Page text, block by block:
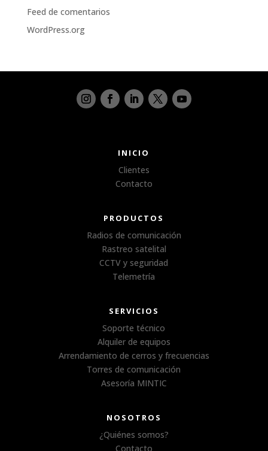
Feed de comentarios
WordPress.org
INICIO
Clientes
Contacto
PRODUCTOS
Radios de comunicación
Rastreo satelital
CCTV y seguridad
Telemetría
SERVICIOS
Soporte técnico
Alquiler de equipos
Arrendamiento de cerros y frecuencias
Torres de comunicación
Asesoría MINTIC
NOSOTROS
¿Quiénes somos?
Contacto